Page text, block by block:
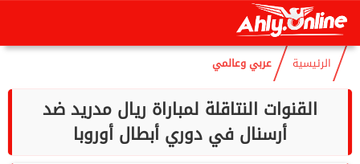
الأحد
الرئيسية عربي وعالمي
القنوات النتاقلة لمباراة ريال مدريد ضد
أرسنال في دوري أبطال أوروبا